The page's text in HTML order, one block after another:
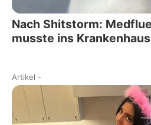
Nach Shitstorm:
musste ins Krankenhaus
Artikel -